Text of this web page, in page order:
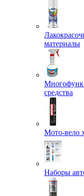
материалы
средства
Мото-вело
Наборы